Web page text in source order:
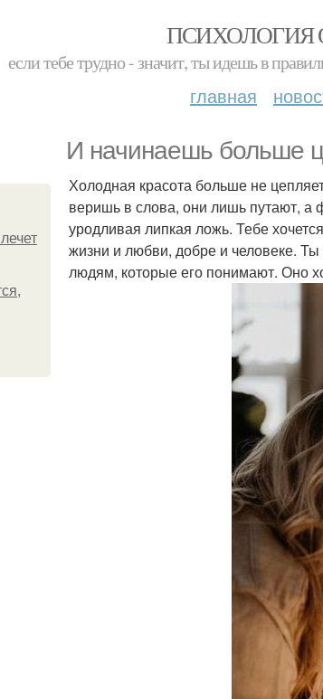
если тебе трудно - значит, ты идешь в
главная
И начинаешь больше
Холодная красота больше не
веришь в слова, они лишь путают, а
уродливая липкая ложь. Тебе
жизни и любви, добре и человеке.
людям, которые его понимают. Оно